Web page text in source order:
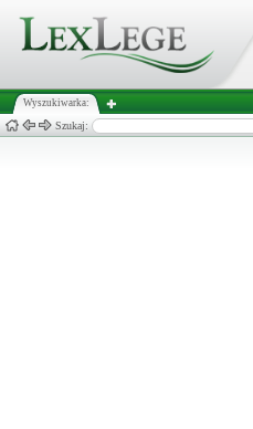
Wyszukiwarka:
Szukaj: